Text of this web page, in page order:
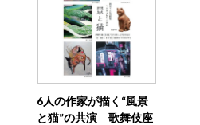
6人の作家が描く“風景
と猫”の共演 歌舞伎座